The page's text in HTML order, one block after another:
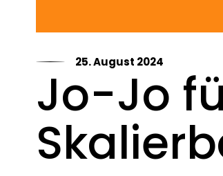
25. August 2024
Jo-Jo